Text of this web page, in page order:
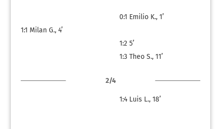
0:1 Emilio K., 1’
1:1 Milan G., 4’
1:2 5’
1:3 Theo S., 11’
2/4
1:4 Luis L., 18’